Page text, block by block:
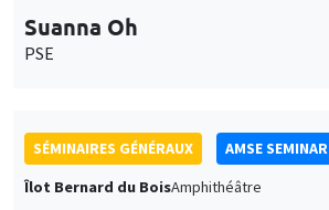
Suanna Oh
PSE
SÉMINAIRES GÉNÉRAUX
AMSE SEMINAR
Îlot Bernard du BoisAmphithéâtre